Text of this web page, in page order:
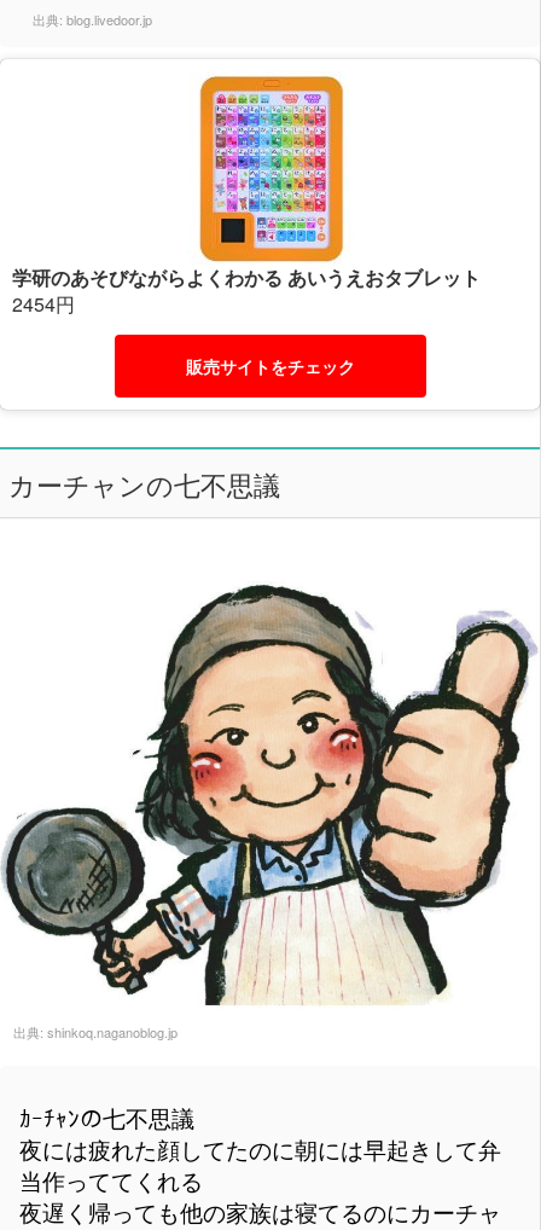
出典: blog.livedoor.jp
学研のあそびながらよくわかる あいうえおタブレット
2454円
販売サイトをチェック
カーチャンの七不思議
出典: shinkoq.naganoblog.jp
ｶｰﾁｬﾝの七不思議
夜には疲れた顔してたのに朝には早起きして弁
当作っててくれる
夜遅く帰っても他の家族は寝てるのにカーチャ